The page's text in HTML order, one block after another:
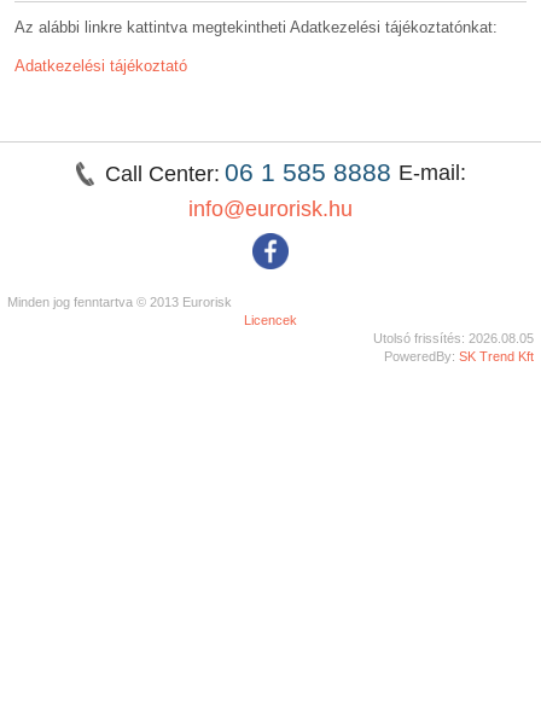
Az alábbi linkre kattintva megtekintheti Adatkezelési tájékoztatónkat:
Adatkezelési tájékoztató
Call Center: 06 1 585 8888 E-mail:
info@eurorisk.hu
Minden jog fenntartva © 2013 Eurorisk
Licencek
Utolsó frissítés: 2026.08.05
PoweredBy: SK Trend Kft